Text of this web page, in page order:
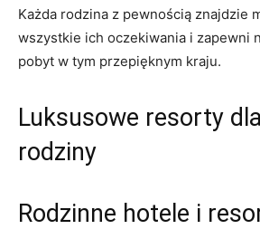
Każda rodzina z pewnością znajdzie
wszystkie ich oczekiwania i zapewni
pobyt w tym przepięknym kraju.
Luksusowe resorty
rodziny
Rodzinne hotele i